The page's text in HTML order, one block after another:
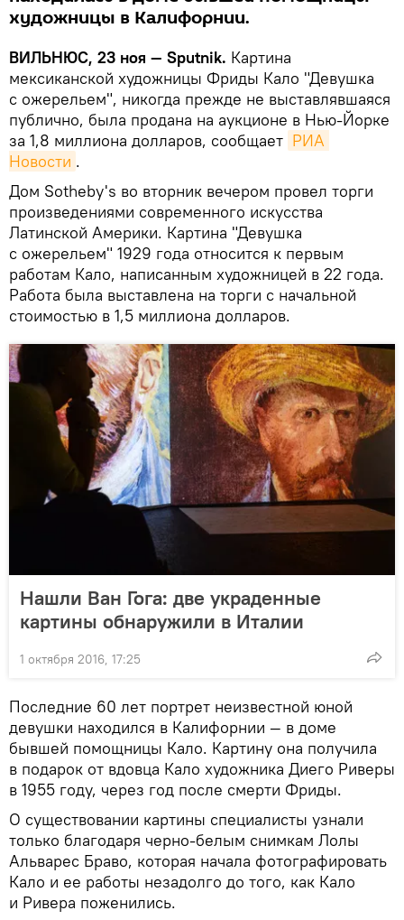
художницы в Калифорнии.
ВИЛЬНЮС, 23 ноя — Sputnik. Картина
мексиканской художницы Фриды Кало "Девушка
с ожерельем", никогда прежде не выставлявшаяся
публично, была продана на аукционе в Нью-Йорке
за 1,8 миллиона долларов, сообщает РИА
Новости .
Дом Sotheby's во вторник вечером провел торги
произведениями современного искусства
Латинской Америки. Картина "Девушка
с ожерельем" 1929 года относится к первым
работам Кало, написанным художницей в 22 года.
Работа была выставлена на торги с начальной
стоимостью в 1,5 миллиона долларов.
Нашли Ван Гога: две украденные
картины обнаружили в Италии
1 октября 2016, 17:25
Последние 60 лет портрет неизвестной юной
девушки находился в Калифорнии — в доме
бывшей помощницы Кало. Картину она получила
в подарок от вдовца Кало художника Диего Риверы
в 1955 году, через год после смерти Фриды.
О существовании картины специалисты узнали
только благодаря черно-белым снимкам Лолы
Альварес Браво, которая начала фотографировать
Кало и ее работы незадолго до того, как Кало
и Ривера поженились.